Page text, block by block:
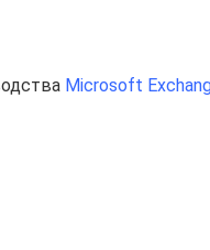
Microsoft